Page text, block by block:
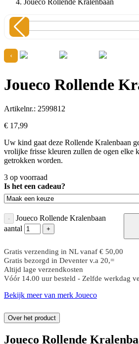
Joueco Rollende Kralenbaan
‹
Joueco Rollende
Artikelnr.: 2599812
€ 17,99
Uw kind gaat deze Rollende Kralenbaan
vrolijke frisse kleuren zullen de ogen elke
getrokken worden.
3 op voorraad
Is het een cadeau?
-
Joueco Rollende Kralenbaan
aantal
+
Gratis verzending in NL vanaf € 50,00
Gratis bezorgd in Deventer v.a 20,=
Altijd lage verzendkosten
Vóór 14.00 uur besteld - Zelfde werkdag
Bekijk meer van merk Joueco
Over het product
Joueco Rollende